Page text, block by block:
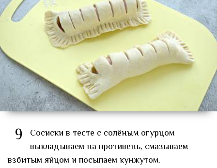
9
Сосиски в тесте с солёным огурцом
выкладываем на противень, смазываем
взбитым яйцом и посыпаем кунжутом.